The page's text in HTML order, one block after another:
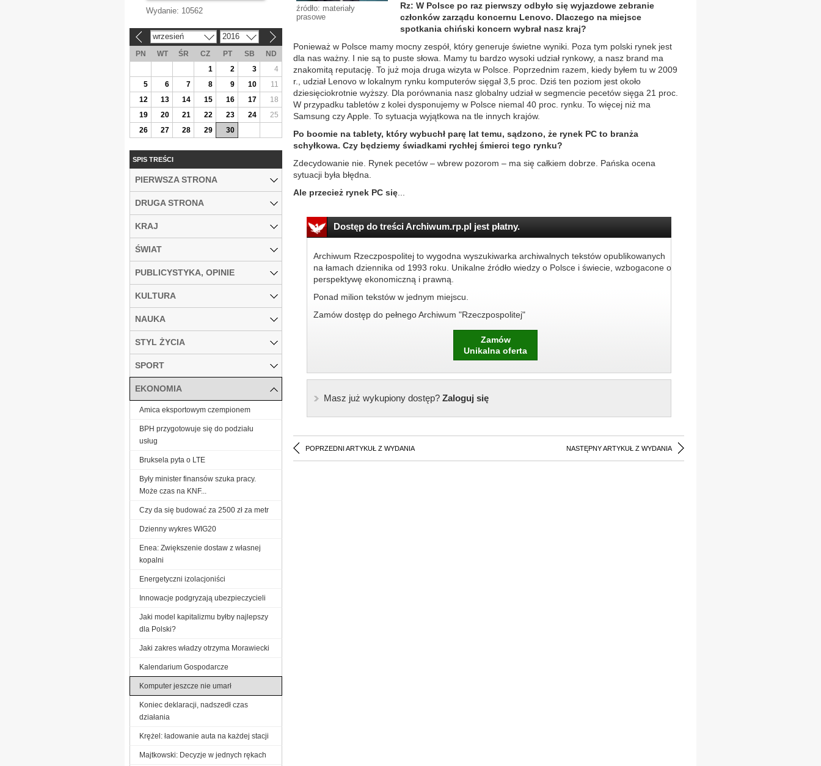
źródło: materiały
prasowe
Rz: W Polsce po raz pierwszy odbyło się wyjazdowe zebranie
członków zarządu koncernu Lenovo. Dlaczego na miejsce
spotkania chiński koncern wybrał nasz kraj?
Ponieważ w Polsce mamy mocny zespół, który generuje świetne wyniki. Poza tym polski rynek jest
dla nas ważny. I nie są to puste słowa. Mamy tu bardzo wysoki udział rynkowy, a nasz brand ma
znakomitą reputację. To już moja druga wizyta w Polsce. Poprzednim razem, kiedy byłem tu w 2009
r., udział Lenovo w lokalnym rynku komputerów sięgał 3,5 proc. Dziś ten poziom jest około
dziesięciokrotnie wyższy. Dla porównania nasz globalny udział w segmencie pecetów sięga 21 proc.
W przypadku tabletów z kolei dysponujemy w Polsce niemal 40 proc. rynku. To więcej niż ma
Samsung czy Apple. To sytuacja wyjątkowa na tle innych krajów.
Po boomie na tablety, który wybuchł parę lat temu, sądzono, że rynek PC to branża
schyłkowa. Czy będziemy świadkami rychłej śmierci tego rynku?
Zdecydowanie nie. Rynek pecetów – wbrew pozorom – ma się całkiem dobrze. Pańska ocena
sytuacji była błędna.
Ale przecież rynek PC się
Dostęp do treści Archiwum.rp.pl jest płatny.
Archiwum Rzeczpospolitej to wygodna wyszukiwarka archiwalnych tekstów opublikowanych
na łamach dziennika od 1993 roku. Unikalne źródło wiedzy o Polsce i świecie, wzbogacone o
perspektywę ekonomiczną i prawną.
Ponad milion tekstów w jednym miejscu.
Zamów dostęp do pełnego Archiwum "Rzeczpospolitej"
Zamów
Unikalna oferta
Masz już wykupiony dostęp?Zaloguj się
POPRZEDNI ARTYKUŁ Z WYDANIA NASTĘPNY ARTYKUŁ Z WYDANIA
Wydanie: 10562
wrzesień 2016
PN WT ŚR CZ PT SB
ND
1
2 3
4
5
6 7 8 9 10
11
12
13 14 15 16 17
18
19
20 21 22 23 24
25
26
27 28 29 30
SPIS TREŚCI
PIERWSZA STRONA
DRUGA STRONA
KRAJ
ŚWIAT
PUBLICYSTYKA, OPINIE
KULTURA
NAUKA
STYL ŻYCIA
SPORT
EKONOMIA
Amica eksportowym czempionem
BPH przygotowuje się do podziału
usług
Bruksela pyta o LTE
Były minister finansów szuka pracy.
Może czas na KNF...
Czy da się budować za 2500 zł za metr
Dzienny wykres WIG20
Enea: Zwiększenie dostaw z własnej
kopalni
Energetyczni izolacjoniści
Innowacje podgryzają ubezpieczycieli
Jaki model kapitalizmu byłby najlepszy
dla Polski?
Jaki zakres władzy otrzyma Morawiecki
Kalendarium Gospodarcze
Komputer jeszcze nie umarł
Koniec deklaracji, nadszedł czas
działania
Krężel: ładowanie auta na każdej stacji
Majtkowski: Decyzje w jednych rękach